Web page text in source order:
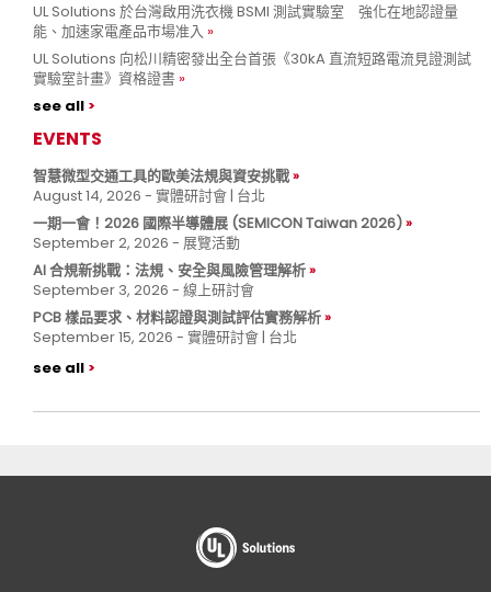
UL Solutions 於台灣啟用洗衣機 BSMI 測試實驗室 強化在地認證量
能、加速家電產品市場准入
UL Solutions 向松川精密發出全台首張《30kA 直流短路電流見證測試
實驗室計畫》資格證書
see all
EVENTS
智慧微型交通工具的歐美法規與資安挑戰
August 14, 2026 - 實體研討會 | 台北
一期一會！2026 國際半導體展 (SEMICON Taiwan 2026)
September 2, 2026 - 展覽活動
AI 合規新挑戰：法規、安全與風險管理解析
September 3, 2026 - 線上研討會
PCB 樣品要求、材料認證與測試評估實務解析
September 15, 2026 - 實體研討會 | 台北
see all